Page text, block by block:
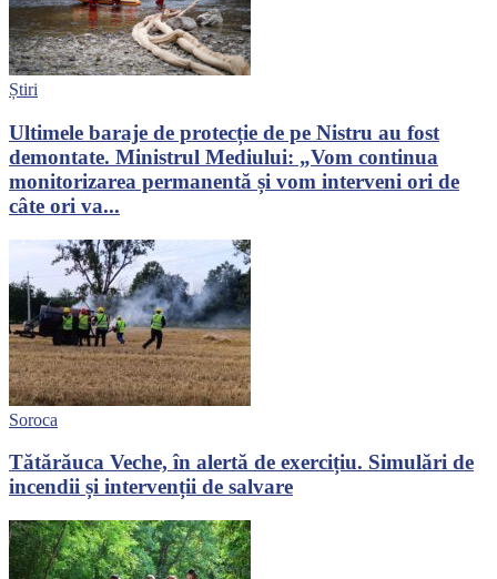
Știri
Ultimele baraje de protecție de pe Nistru au fost
demontate. Ministrul Mediului: „Vom continua
monitorizarea permanentă și vom interveni ori de
câte ori va...
Soroca
Tătărăuca Veche, în alertă de exercițiu. Simulări de
incendii și intervenții de salvare